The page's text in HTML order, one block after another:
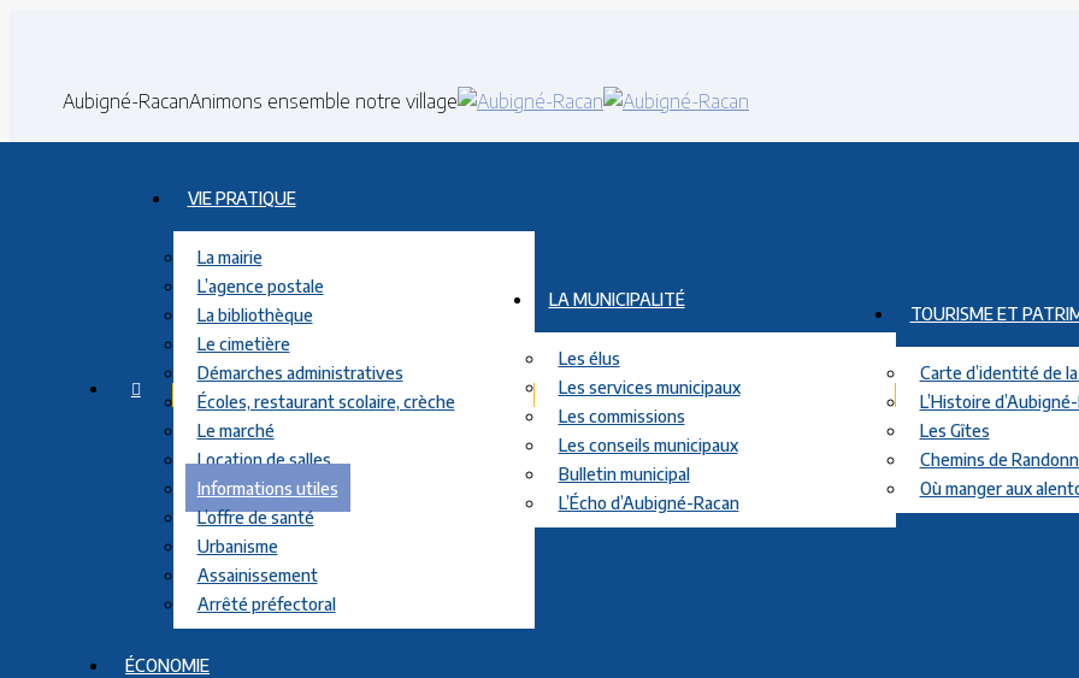
largeurAubigné-RacanAnimons ensemble notre village
VIE PRATIQUE
La mairie
L’agence postale
La bibliothèque
Le cimetière
Démarches administratives
Écoles, restaurant scolaire, crèche
Le marché
Location de salles
Informations utiles
L’offre de santé
Urbanisme
Assainissement
Arrêté préfectoral
LA MUNICIPALITÉ
Les élus
Les services municipaux
Les commissions
Les conseils municipaux
Bulletin municipal
L’Écho d’Aubigné-Racan
TOURISME ET
Carte d’identité de
L’Histoire
Les Gîtes
Chemins de
Où manger aux
ÉCONOMIE